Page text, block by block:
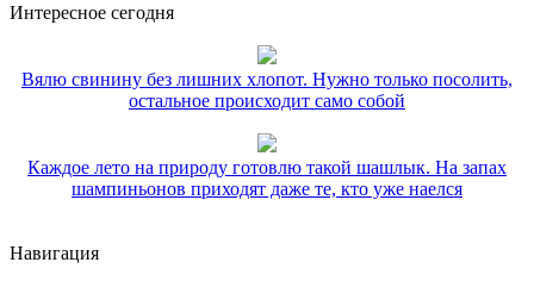
Интересное сегодня
Вялю свинину без лишних хлопот. Нужно только посолить,
остальное происходит само собой
Каждое лето на природу готовлю такой шашлык. На запах
шампиньонов приходят даже те, кто уже наелся
Навигация